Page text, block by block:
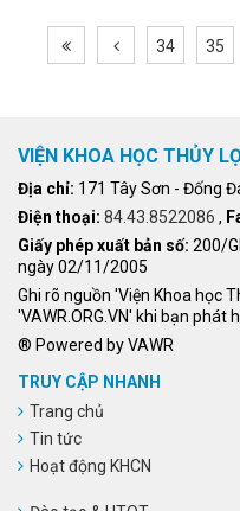
34 35
VIỆN KHOA HỌC THỦY
Địa chỉ: 171 Tây Sơn - Đống
Điện thoại: 84.43.8522086 ,
Giấy phép xuất bản số: 200/
ngày 02/11/2005
Ghi rõ nguồn 'Viện Khoa học
'VAWR.ORG.VN' khi bạn phát
® Powered by VAWR
TRUY CẬP NHANH
Trang chủ
Tin tức
Hoạt động KHCN